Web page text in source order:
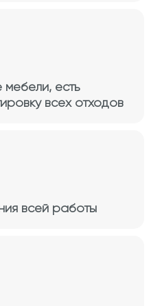
есть
всех отходов
всей работы